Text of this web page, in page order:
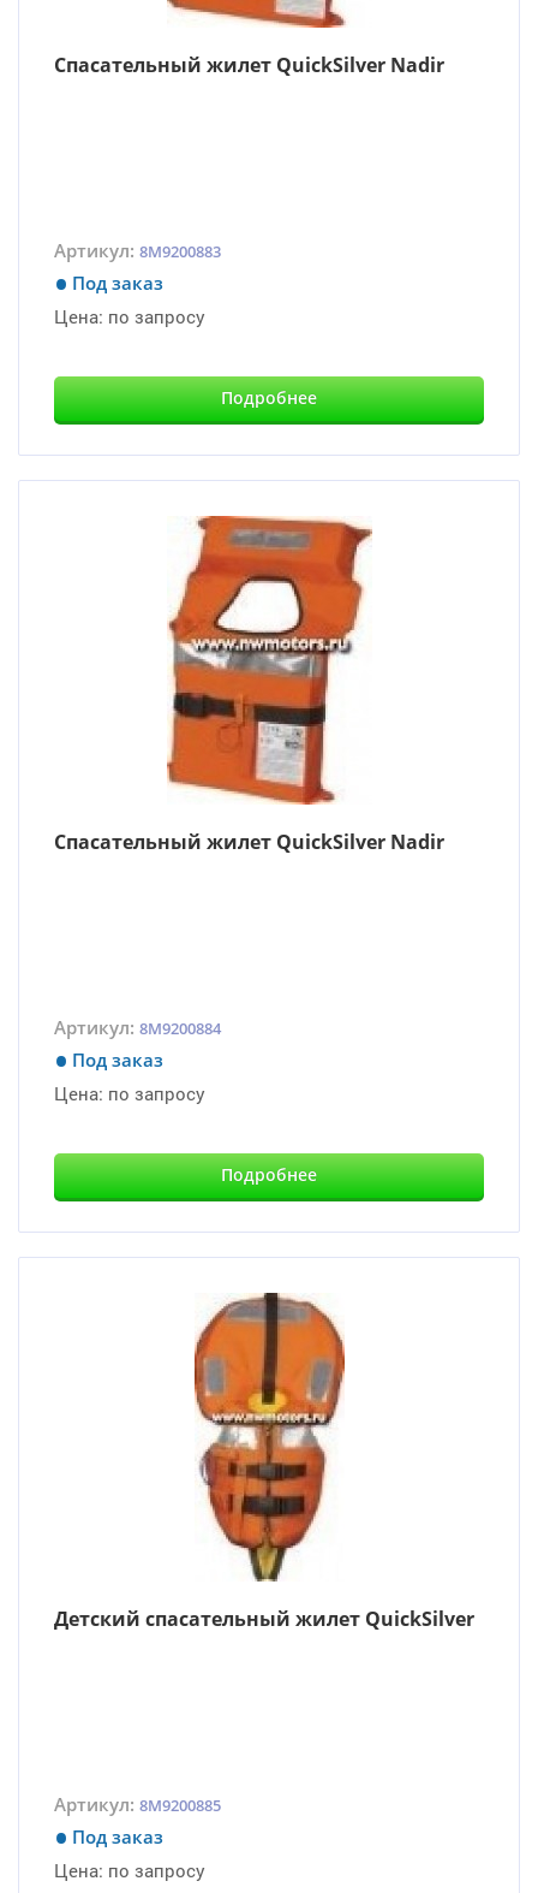
Спасательный жилет QuickSilver Nadir
Артикул: 8M9200883
Под заказ
Цена: по запросу
Подробнее
Спасательный жилет QuickSilver Nadir
Артикул: 8M9200884
Под заказ
Цена: по запросу
Подробнее
Детский спасательный жилет QuickSilver
Артикул: 8M9200885
Под заказ
Цена: по запросу